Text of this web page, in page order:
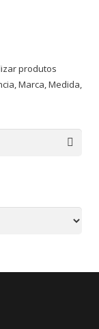
produtos
Marca, Medida,